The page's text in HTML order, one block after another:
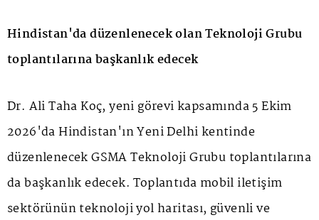
Hindistan'da düzenlenecek olan Teknoloji Grubu
toplantılarına başkanlık edecek
Dr. Ali Taha Koç, yeni görevi kapsamında 5 Ekim
2026'da Hindistan'ın Yeni Delhi kentinde
düzenlenecek GSMA Teknoloji Grubu toplantılarına
da başkanlık edecek. Toplantıda mobil iletişim
sektörünün teknoloji yol haritası, güvenli ve